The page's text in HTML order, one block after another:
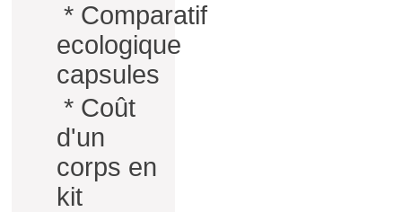
* Comparatif
ecologique
capsules
* Coût
d'un
corps en
kit